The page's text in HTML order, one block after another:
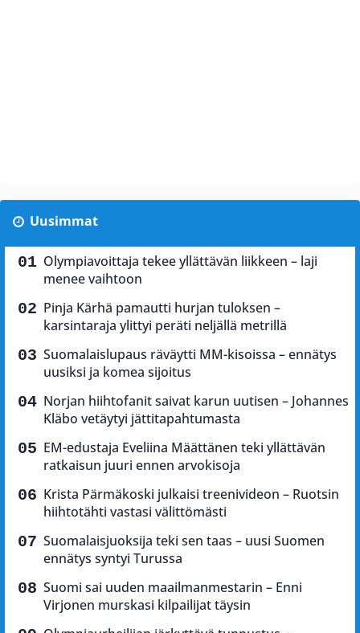
Uusimmat
Olympiavoittaja tekee yllättävän liikkeen – laji
menee vaihtoon
Pinja Kärhä pamautti hurjan tuloksen –
karsintaraja ylittyi peräti neljällä metrillä
Suomalaislupaus räväytti MM-kisoissa – ennätys
uusiksi ja komea sijoitus
Norjan hiihtofanit saivat karun uutisen – Johannes
Kläbo vetäytyi jättitapahtumasta
EM-edustaja Eveliina Määttänen teki yllättävän
ratkaisun juuri ennen arvokisoja
Krista Pärmäkoski julkaisi treenivideon – Ruotsin
hiihtotähti vastasi välittömästi
Suomalaisjuoksija teki sen taas – uusi Suomen
ennätys syntyi Turussa
Suomi sai uuden maailmanmestarin – Enni
Virjonen murskasi kilpailijat täysin